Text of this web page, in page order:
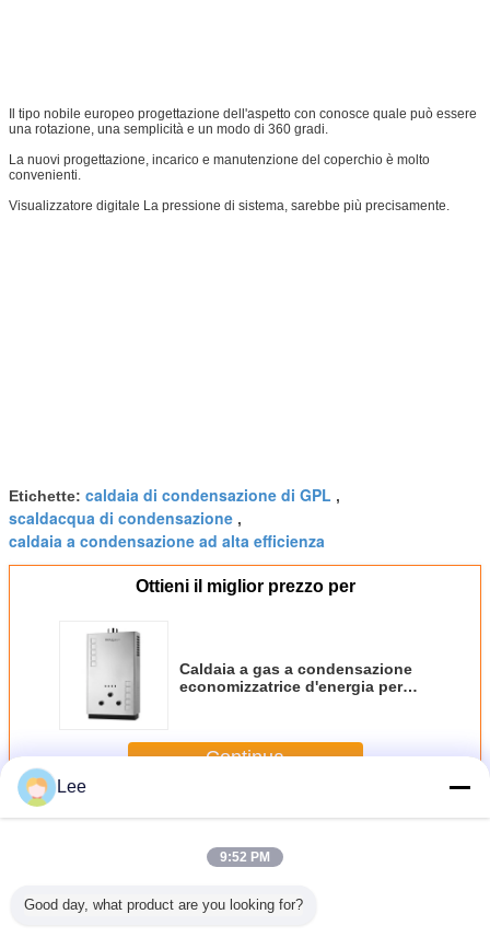
Il tipo nobile europeo progettazione dell'aspetto con conosce quale può essere
una rotazione, una semplicità e un modo di 360 gradi.
La nuovi progettazione, incarico e manutenzione del coperchio è molto
convenienti.
Visualizzatore digitale La pressione di sistema, sarebbe più precisamente.
Etichette: caldaia di condensazione di GPL ,
scaldacqua di condensazione ,
caldaia a condensazione ad alta efficienza
Ottieni il miglior prezzo per
Caldaia a gas a condensazione
economizzatrice d'energia per
Continua
PiùCaldaia a gas a condensazione
Lee
9:52 PM
Good day, what product are you looking for?